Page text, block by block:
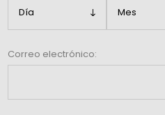
Correo electrónico: